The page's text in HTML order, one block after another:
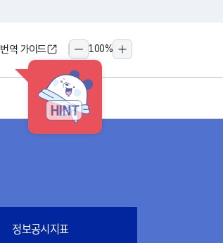
HINT
번역 가이드
축소
100%
확대
정보공시지표